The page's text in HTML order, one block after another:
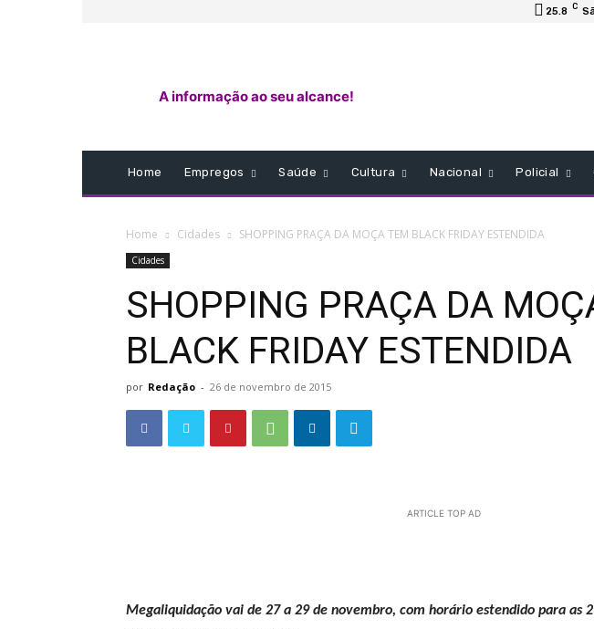
25.8 C
A informação ao seu alcance!
Home Empregos Saúde Cultura Nacional Policial
Home Cidades SHOPPING PRAÇA DA MOÇA TEM BLACK FRIDAY ESTENDIDA
Cidades
SHOPPING PRAÇA DA
BLACK FRIDAY ESTENDIDA
por Redação - 26 de novembro de 2015
ARTICLE TOP AD
Megaliquidação vai de 27 a 29 de novembro, com horário estendido para as